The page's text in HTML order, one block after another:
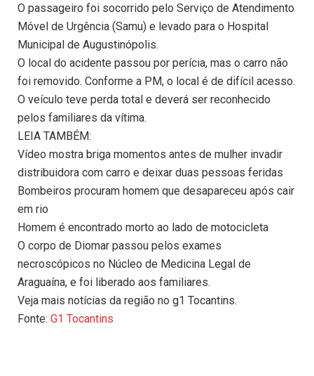
O passageiro foi socorrido pelo Serviço de Atendimento
Móvel de Urgência (Samu) e levado para o Hospital
Municipal de Augustinópolis.
O local do acidente passou por perícia, mas o carro não
foi removido. Conforme a PM, o local é de difícil acesso.
O veículo teve perda total e deverá ser reconhecido
pelos familiares da vítima.
LEIA TAMBÉM:
Vídeo mostra briga momentos antes de mulher invadir
distribuidora com carro e deixar duas pessoas feridas
Bombeiros procuram homem que desapareceu após cair
em rio
Homem é encontrado morto ao lado de motocicleta
O corpo de Diomar passou pelos exames
necroscópicos no Núcleo de Medicina Legal de
Araguaína, e foi liberado aos familiares.
Veja mais notícias da região no g1 Tocantins.
Fonte: G1 Tocantins